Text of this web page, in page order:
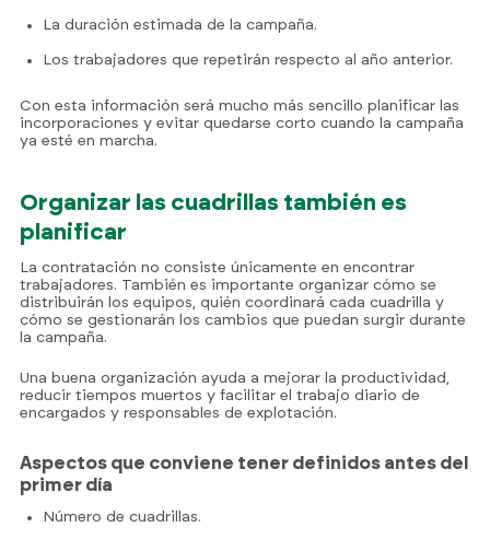
La duración estimada de la campaña.
Los trabajadores que repetirán respecto al año anterior.
Con esta información será mucho más sencillo planificar las
incorporaciones y evitar quedarse corto cuando la campaña
ya esté en marcha.
Organizar las cuadrillas también es
planificar
La contratación no consiste únicamente en encontrar
trabajadores. También es importante organizar cómo se
distribuirán los equipos, quién coordinará cada cuadrilla y
cómo se gestionarán los cambios que puedan surgir durante
la campaña.
Una buena organización ayuda a mejorar la productividad,
reducir tiempos muertos y facilitar el trabajo diario de
encargados y responsables de explotación.
Aspectos que conviene tener definidos antes del
primer día
Número de cuadrillas.